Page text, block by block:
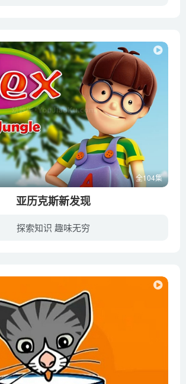
全104集
亚历克斯新发现
探索知识 趣味无穷